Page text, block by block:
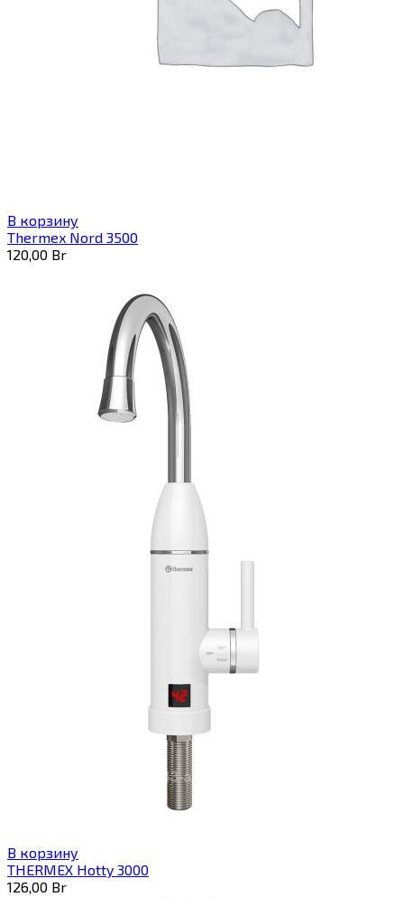
В корзину
Thermex Nord 3500
120,00 Br
В корзину
THERMEX Hotty 3000
126,00 Br